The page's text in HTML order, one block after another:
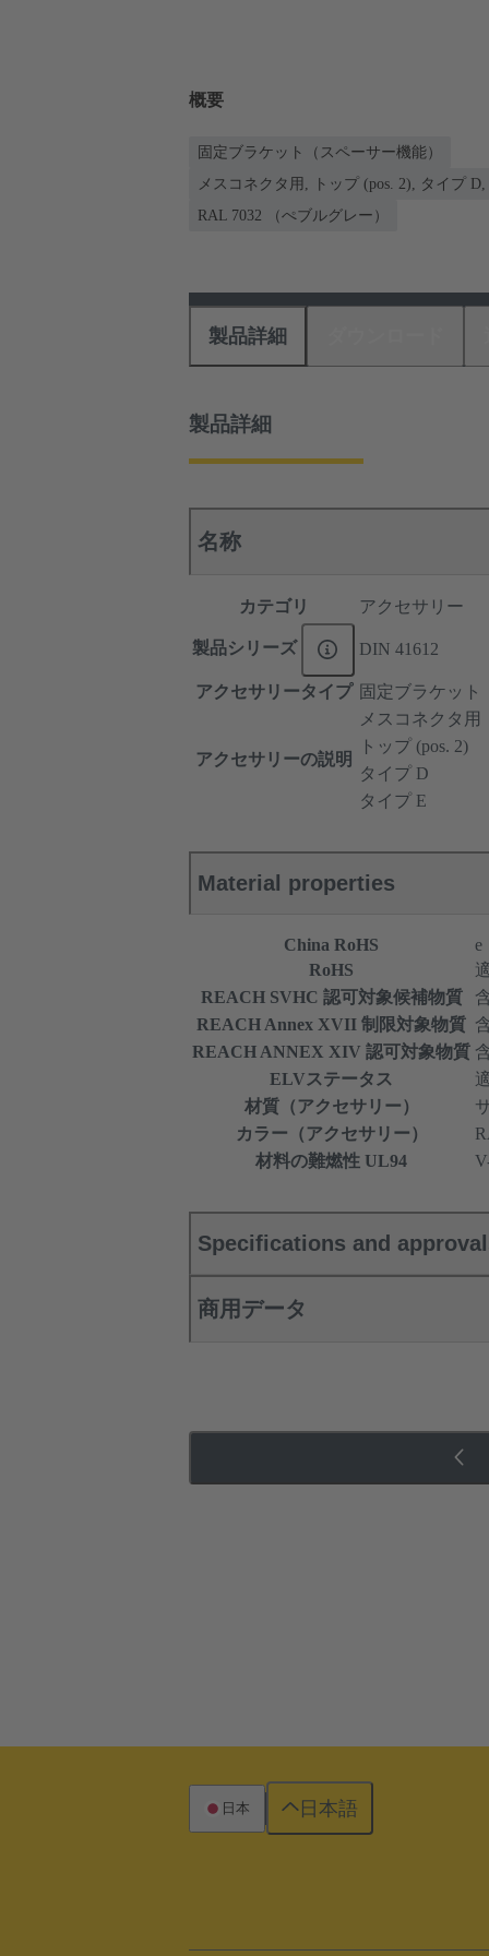
概要
固定ブラケット（スペーサー機能）
メスコネクタ用, トップ (pos. 2), タイプ
RAL 7032 （ぺブルグレー）
製品詳細
製品詳細
名称
カテゴリ アクセサリー
製品シリーズ DIN 41612
アクセサリータイプ 固定ブラケット
アクセサリーの説明
メスコネクタ用
トップ (pos. 2)
タイプ D
タイプ E
Material properties
China RoHS
e
RoHS
REACH SVHC 認可対象候補物質
REACH Annex XVII 制限対象物質
REACH ANNEX XIV 認可対象物質
ELVステータス
材質（アクセサリー）
カラー（アクセサリー）
材料の難燃性 UL94
Specifications and
商用データ
日本 日本語